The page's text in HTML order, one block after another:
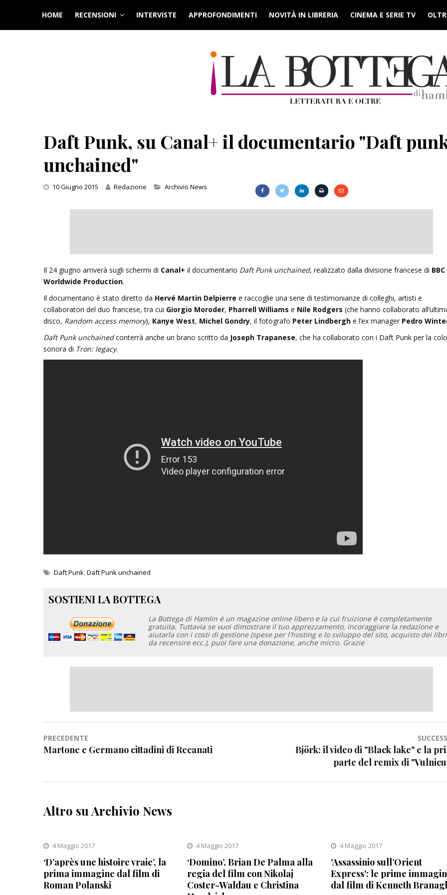
content
HOME RECENSIONI INTERVISTE APPROFONDIMENTI NOVITÀ IN LIBRERIA CINEMA E SERIE TV
Daft Punk, su Canal+ il documentario "Daft
unchained"
10 Giugno 2015 Redazione Categories
Archivio News
Il 24 giugno arriverà sugli schermi di Canal+ il documentario Daft Punk unchained, realizzato dalla divisione francese di BBC
Worldwide Production.
Il documentario è stato diretto da Hervé Martin Delpierre e raccoglie una serie di testimonianze di colleghi, artisti e
collaboratori del duo francese, tra cui Giorgio Moroder, Pharrell Williams e Nile Rodgers (che hanno collaborato
disco, Random access memory), Kanye West, Michel Gondry, il fotografo Peter Lindbergh e l’ex manager Pedro
Daft Punk unchainedconterrà anche un brano scritto da Joseph Trapanese, che ha collaborato con i Daft Punk per la
sonora di Tron: legacy.
Daft Punk,Daft Punk unchained
SOSTIENI LA BOTTEGA
La Bottega di Hamlin è un magazine online libero e la cui fruizione è completamente
gratuita. Tuttavia se vuoi dimostrare il tuo apprezzamento, incoraggiare la redazione e
aiutarla con i costi di gestione (spese per l'hosting e lo sviluppo del sito, acquisto dei libri
da recensire ecc.), puoi fare una donazione, anche micro. Grazie
Navigazione
articoli
PRECEDENTE
Martone e Germano cittadini di Recanati
Björk: il video di "Black lake" e la
parte del remix di
Altro su Archivio News
4 Maggio 2017
‘D’après une histoire vraie’, la
prima immagine dal film di
Roman Polanski
4 Maggio 2017
‘Domino’, Brian De Palma alla
regia del film con Nikolaj
Coster-Waldau e Christina
4 Maggio 2017
'Assassinio sull’Orient
Express': le prime
dal film di Kenneth
Inseguendo un’ombra: cento anni di
13 Dicembre 2025
Le indegne: romanzo di
27 Dicembre 2025